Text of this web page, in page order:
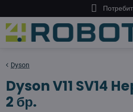
Dyson
Dyson V11 SV14
2 бр.